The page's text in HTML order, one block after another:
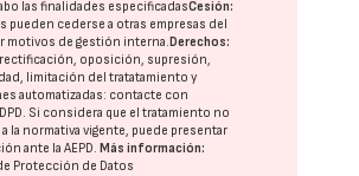
las finalidades especificadasCesión:
pueden cederse a otras empresas del
motivos de gestión interna. Derechos:
oposición, supresión,
limitación del tratatamiento y
automatizadas: contacte con
. Si considera que el tratamiento no
a la normativa vigente, puede presentar
ante laAEPD. Más información:
Protección de Datos